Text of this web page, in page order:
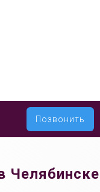
Позвонить
Челябинске